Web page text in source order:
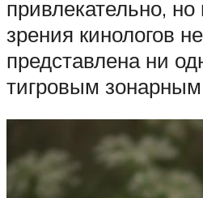
привлекательно,
зрения кинологов
представлена ни
тигровым